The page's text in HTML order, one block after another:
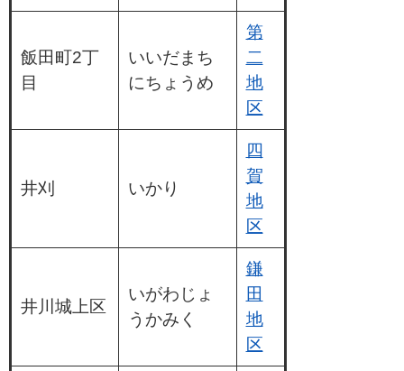
飯田町2丁
目
いいだまち
にちょうめ
第
二
地
区
井刈 いかり
四
賀
地
区
井川城上区
いがわじょ
うかみく
鎌
田
地
区